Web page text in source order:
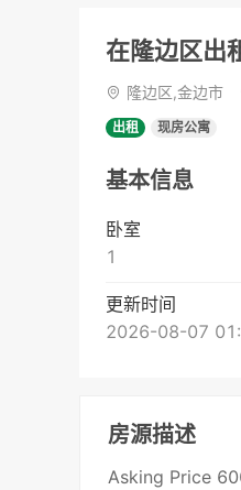
在隆边区出
隆边区,金边市
出租 现房公寓
基本信息
卧室
1
更新时间
2026-08-07
房源描述
Asking Price